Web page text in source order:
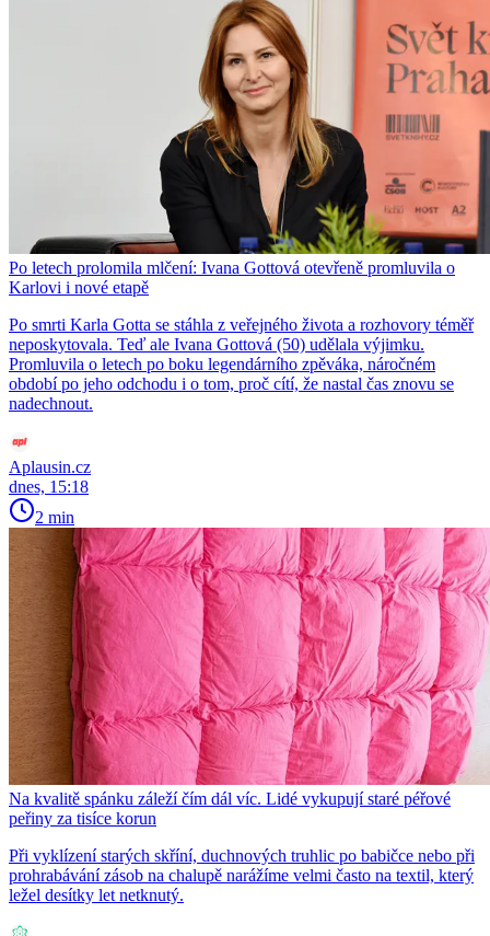
Po letech prolomila mlčení: Ivana Gottová otevřeně promluvila o
Karlovi i nové etapě
Po smrti Karla Gotta se stáhla z veřejného života a rozhovory téměř
neposkytovala. Teď ale Ivana Gottová (50) udělala výjimku.
Promluvila o letech po boku legendárního zpěváka, náročném
období po jeho odchodu i o tom, proč cítí, že nastal čas znovu se
nadechnout.
Aplausin.cz
dnes, 15:18
2 min
Na kvalitě spánku záleží čím dál víc. Lidé vykupují staré péřové
peřiny za tisíce korun
Při vyklízení starých skříní, duchnových truhlic po babičce nebo při
prohrabávání zásob na chalupě narážíme velmi často na textil, který
ležel desítky let netknutý.